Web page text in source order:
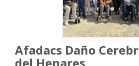
Afadacs Daño